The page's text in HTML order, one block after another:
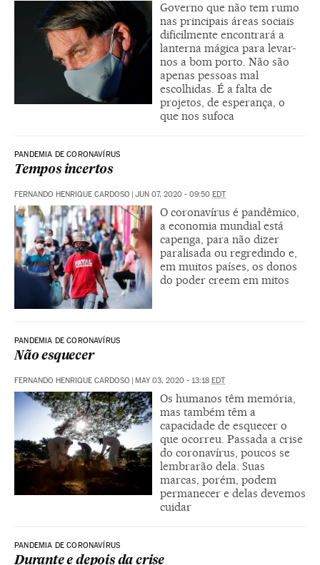
Governo que não tem rumo
nas principais áreas sociais
dificilmente encontrará a
lanterna mágica para levar-
nos a bom porto. Não são
apenas pessoas mal
escolhidas. É a falta de
projetos, de esperança, o
que nos sufoca
PANDEMIA DE CORONAVÍRUS
Tempos incertos
FERNANDO HENRIQUE CARDOSO JUN 07, 2020 - 09:50 EDT
O coronavírus é pandêmico,
a economia mundial está
capenga, para não dizer
paralisada ou regredindo e,
em muitos países, os donos
do poder creem em mitos
PANDEMIA DE CORONAVÍRUS
Não esquecer
FERNANDO HENRIQUE CARDOSO | MAY 03, 2020 - 13:18 EDT
Os humanos têm memória,
mas também têm a
capacidade de esquecer o
que ocorreu. Passada a crise
do coronavírus, poucos se
lembrarão dela. Suas
marcas, porém, podem
permanecer e delas devemos
cuidar
PANDEMIA DE CORONAVÍRUS
Durante e depois da crise